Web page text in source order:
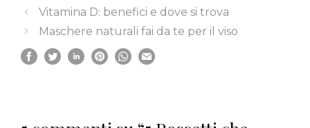
Vitamina D: benefici e dove si trova
Maschere naturali fai da te per il viso